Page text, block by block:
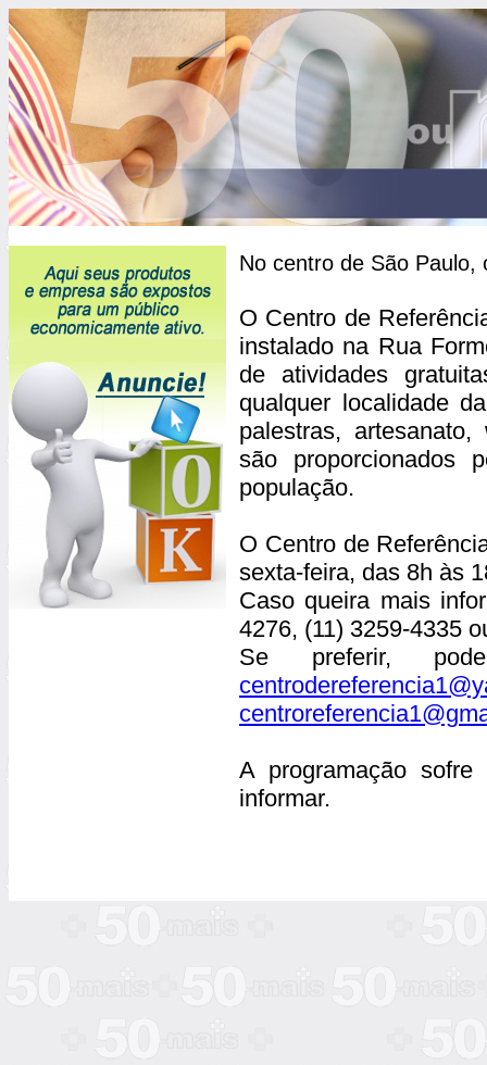
No centro de São Paulo,
O Centro de
instalado na Rua
de atividades
qualquer localidade
palestras,
são proporcionados
população.
O Centro de
sexta-feira, das 8h às
Caso queira mais
4276, (11) 3259-4335
Se preferir,
A programação
informar.